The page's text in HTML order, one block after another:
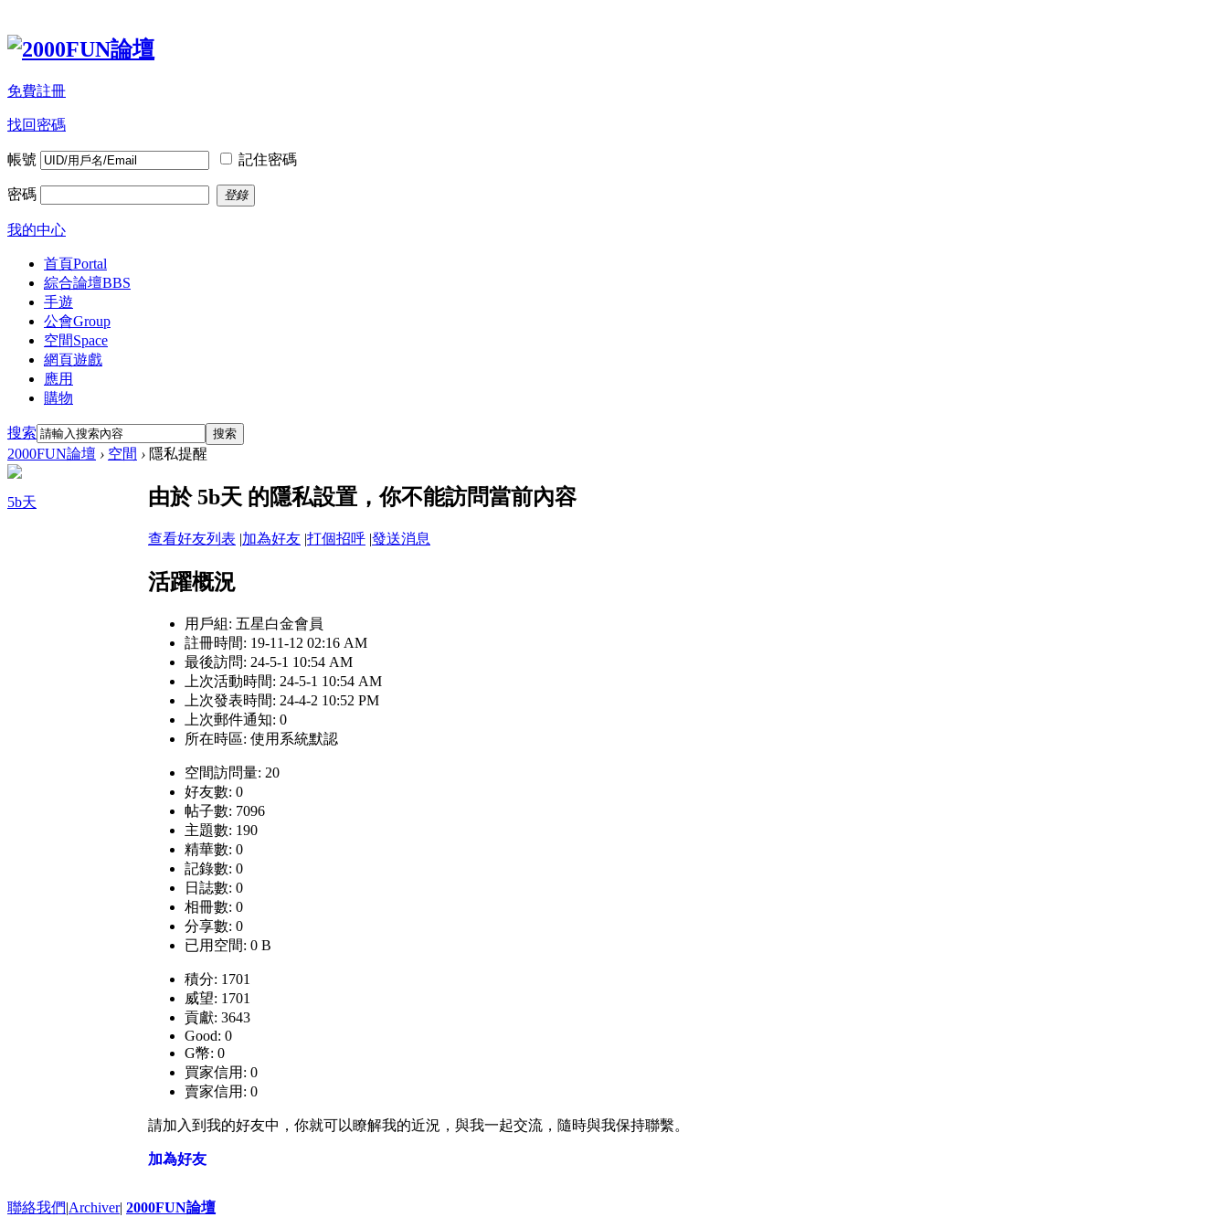
免費註冊
找回密碼
帳號 記住密碼
密碼 登錄
我的中心
首頁Portal
綜合論壇BBS
手遊
公會Group
空間Space
網頁遊戲
應用
購物
搜索 搜索
2000FUN論壇 › 空間 › 隱私提醒
5b天 由於 5b天 的隱私設置，你不能訪問當前內容
查看好友列表 |加為好友 |打個招呼 |發送消息
活躍概況
用戶組: 五星白金會員
註冊時間: 19-11-12 02:16 AM
最後訪問: 24-5-1 10:54 AM
上次活動時間: 24-5-1 10:54 AM
上次發表時間: 24-4-2 10:52 PM
上次郵件通知: 0
所在時區: 使用系統默認
空間訪問量: 20
好友數: 0
帖子數: 7096
主題數: 190
精華數: 0
記錄數: 0
日誌數: 0
相冊數: 0
分享數: 0
已用空間: 0 B
積分: 1701
威望: 1701
貢獻: 3643
Good: 0
G幣: 0
買家信用: 0
賣家信用: 0
請加入到我的好友中，你就可以瞭解我的近況，與我一起交流，隨時與我保持聯繫。
加為好友
聯絡我們|Archiver| 2000FUN論壇